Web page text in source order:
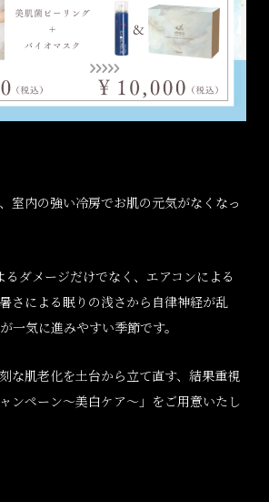
室内の強い冷房でお肌の元気がなくなっ
るダメージだけでなく、エアコンによる
さによる眠りの浅さから自律神経が乱
一気に進みやすい季節です。
な肌老化を土台から立て直す、結果重視
ンペーン〜美白ケア〜」をご用意いたし